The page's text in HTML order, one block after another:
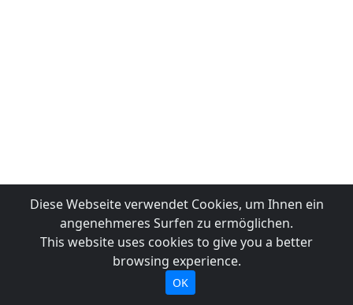
Diese Webseite verwendet Cookies, um Ihnen ein
angenehmeres Surfen zu ermöglichen.
This website uses cookies to give you a better
browsing experience.
OK